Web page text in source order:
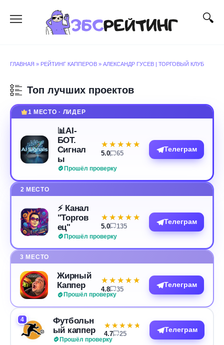
содержанию
ГЛАВНАЯ » РЕЙТИНГ КАППЕРОВ » АЛЕКСАНДР ГУСЕВ | ТОРГОВЫЙ КЛУБ
Топ лучших проектов
1 МЕСТО · ЛИДЕР
📊AI-
БОТ.
Сигнал
ы
Прошёл проверку
★★★★★
★★★★★
5.0 65
Телеграм
2 МЕСТО
⚡️ Канал
"Торгов
ец"
Прошёл проверку
★★★★★
★★★★★
5.0 135
Телеграм
3 МЕСТО
Жирный
Каппер
Прошёл проверку
★★★★★
★★★★★
4.8 35
Телеграм
4
Футбольн
ый каппер
Прошёл проверку
★★★★★
★★★★★
4.7 25
Телеграм